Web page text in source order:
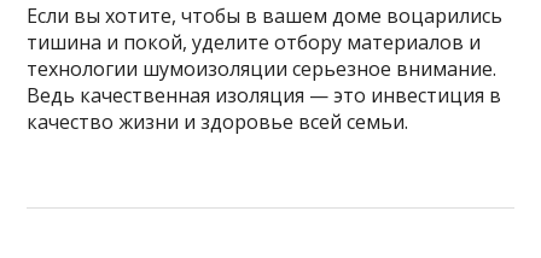
Если вы хотите, чтобы в вашем доме воцарились
тишина и покой, уделите отбору материалов и
технологии шумоизоляции серьезное внимание.
Ведь качественная изоляция — это инвестиция в
качество жизни и здоровье всей семьи.